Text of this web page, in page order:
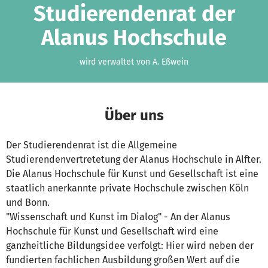
Studierendenrat der
Alanus Hochschule
wird verwaltet von A. Eßwein
Über uns
Der Studierendenrat ist die Allgemeine
Studierendenvertretetung der Alanus Hochschule in Alfter.
Die Alanus Hochschule für Kunst und Gesellschaft ist eine
staatlich anerkannte private Hochschule zwischen Köln
und Bonn.
"Wissenschaft und Kunst im Dialog" - An der Alanus
Hochschule für Kunst und Gesellschaft wird eine
ganzheitliche Bildungsidee verfolgt: Hier wird neben der
fundierten fachlichen Ausbildung großen Wert auf die